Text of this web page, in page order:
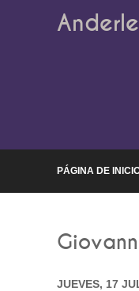
PÁGINA DE
JUEVES, 17